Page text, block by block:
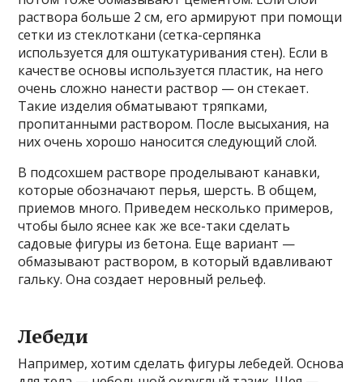
раствора больше 2 см, его армируют при помощи
сетки из стеклоткани (сетка-серпянка
используется для оштукатуривания стен). Если в
качестве основы используется пластик, на него
очень сложно нанести раствор — он стекает.
Такие изделия обматывают тряпками,
пропитанными раствором. После высыхания, на
них очень хорошо наносится следующий слой.
В подсохшем растворе проделывают канавки,
которые обозначают перья, шерсть. В общем,
приемов много. Приведем несколько примеров,
чтобы было яснее как же все-таки сделать
садовые фигуры из бетона. Еще вариант —
обмазывают раствором, в который вдавливают
гальку. Она создает неровный рельеф.
Лебеди
Например, хотим сделать фигуры лебедей. Основа